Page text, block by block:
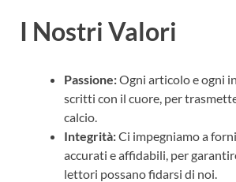
I Nostri Valori
Passione:Ogni articolo e ogni
scritti con il cuore, per
calcio.
Integrità:Ci impegniamo a
accurati e affidabili, per
lettori possano fidarsi di noi.